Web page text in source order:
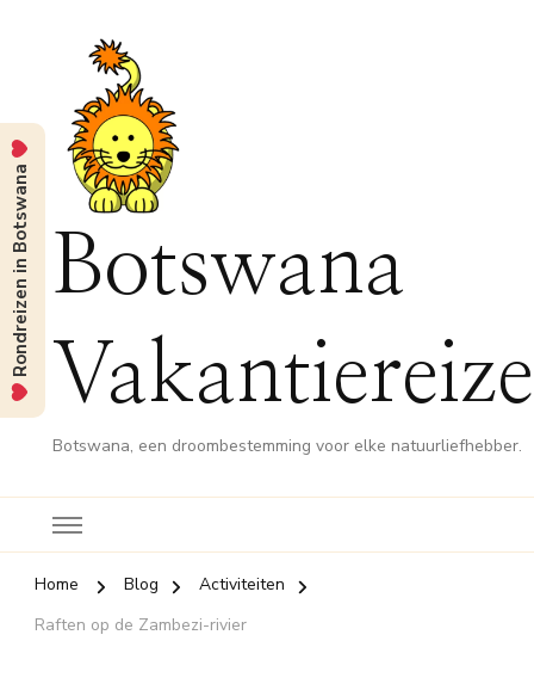
Botswana
Botswana, een droombestemming voor elke natuurliefhebber.
Home Blog
Activiteiten
Raften op de Zambezi-rivier
Rondreizen in Botswana